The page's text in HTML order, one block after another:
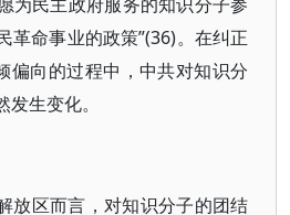
革命事业的政策”(36)。在纠正
偏向的过程中，中共对知识分
生变化。
放区而言，对知识分子的团结